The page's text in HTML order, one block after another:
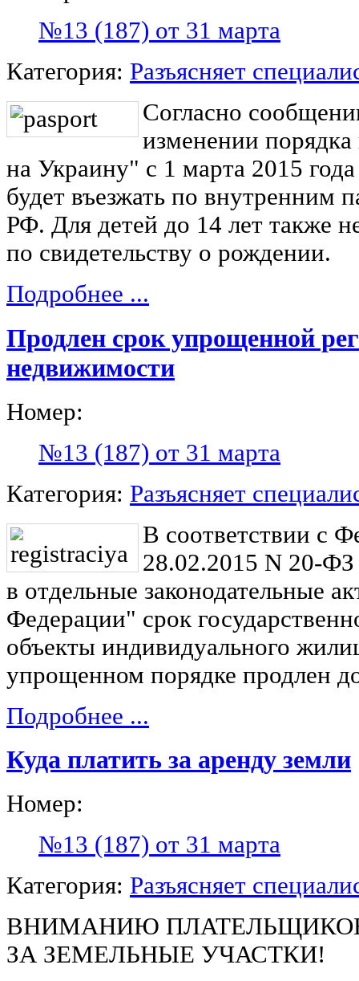
№13 (187) от 31 марта
Категория: Разъясняет
Согласно
изменении
на Украину" с 1 марта 2015
будет въезжать по внутренним
РФ. Для детей до 14 лет также
по свидетельству о рождении.
Подробнее ...
Продлен срок упрощенной
недвижимости
Номер:
№13 (187) от 31 марта
Категория: Разъясняет
В соответствии с
28.02.2015 N 20-
в отдельные законодательные
Федерации" срок
объекты индивидуального
упрощенном порядке продлен
Подробнее ...
Куда платить за аренду земли
Номер:
№13 (187) от 31 марта
Категория: Разъясняет
ВНИМАНИЮ
ЗА ЗЕМЕЛЬНЫЕ УЧАСТКИ!